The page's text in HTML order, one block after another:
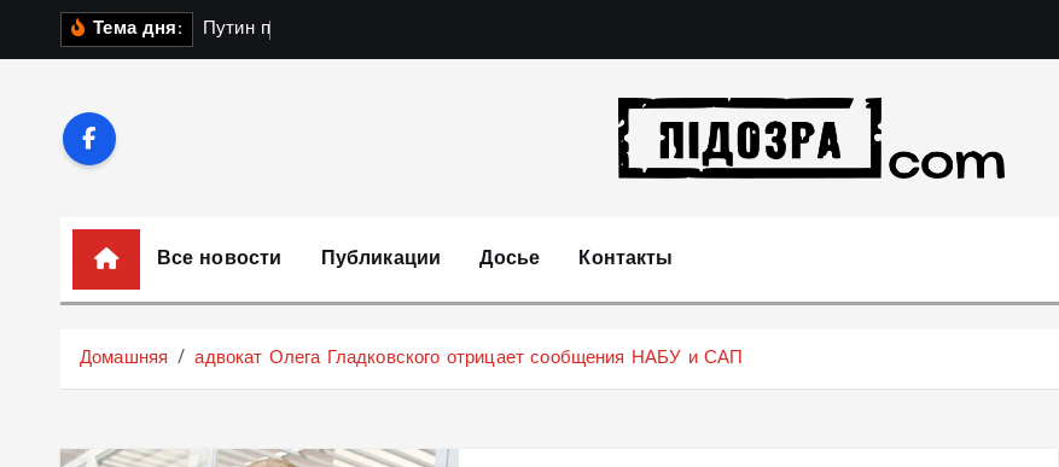
Тема дня: Путин п
Все новости
Публикации Досье Контакты
Домашняя адвокат Олега Гладковского отрицает сообщения НАБУ и САП